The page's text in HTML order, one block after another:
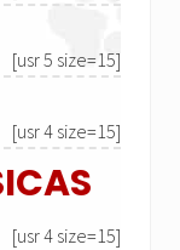
[usr 5 size=15]
[usr 4 size=15]
[usr 4 size=15]